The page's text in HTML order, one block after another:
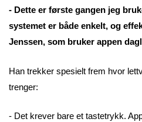
- Dette er første gangen jeg
systemet er både enkelt, og
Jenssen, som bruker appen
Han trekker spesielt frem hvor
trenger:
- Det krever bare et tastetrykk.